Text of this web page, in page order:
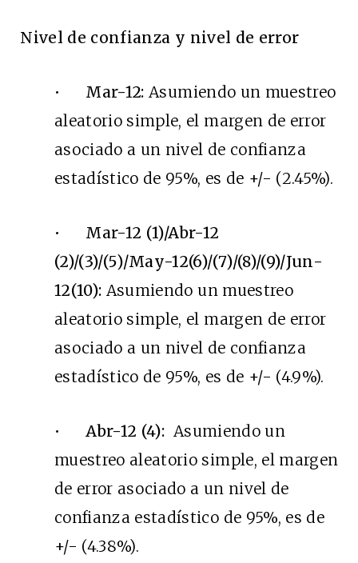
Nivel de confianza y nivel de error
• Mar-12:Asumiendo un muestreo
aleatorio simple, el margen de error
asociado a un nivel de confianza
estadístico de 95%, es de +/- (2.45%).
• Mar-12 (1)/Abr-12
(2)/(3)/(5)/May-12(6)/(7)/(8)/(9)/Jun-
12(10): Asumiendo un muestreo
aleatorio simple, el margen de error
asociado a un nivel de confianza
estadístico de 95%, es de +/- (4.9%).
•Abr-12 (4): Asumiendo un
muestreo aleatorio simple, el margen
de error asociado a un nivel de
confianza estadístico de 95%, es de
+/- (4.38%).